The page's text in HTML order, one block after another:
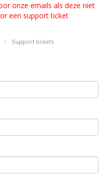
onze emails als deze niet
een support ticket
Support tickets